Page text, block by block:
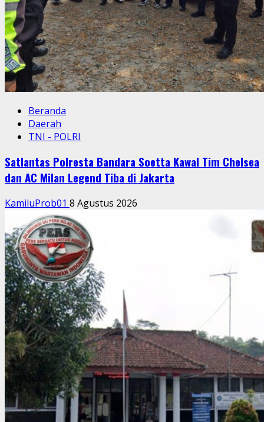
Beranda
Daerah
TNI - POLRI
Satlantas Polresta Bandara Soetta Kawal Tim Chelsea
dan AC Milan Legend Tiba di Jakarta
KamiluProb01 8 Agustus 2026